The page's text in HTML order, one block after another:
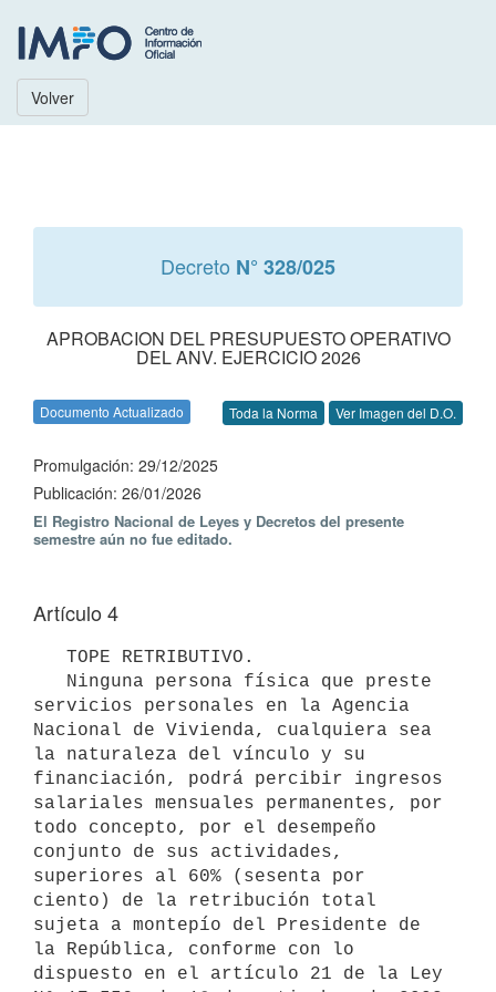
Volver
Decreto N° 328/025
APROBACION DEL PRESUPUESTO OPERATIVO
DEL ANV. EJERCICIO 2026
Documento Actualizado Toda la Norma Ver Imagen del D.O.
Promulgación: 29/12/2025
Publicación: 26/01/2026
El Registro Nacional de Leyes y Decretos del presente
semestre aún no fue editado.
Artículo 4
servicios personales en la Agencia
Nacional de Vivienda, cualquiera sea
la naturaleza del vínculo y su
financiación, podrá percibir ingresos
salariales mensuales permanentes, por
todo concepto, por el desempeño
conjunto de sus actividades,
superiores al 60% (sesenta por
ciento) de la retribución total
sujeta a montepío del Presidente de
la República, conforme con lo
dispuesto en el artículo 21 de la Ley